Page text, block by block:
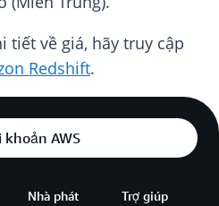
tiết về giá, hãy truy cập
Redshift.
khoản AWS
Nhà phát
Trợ giúp